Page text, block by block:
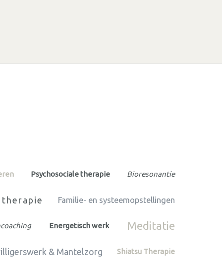
Psychosociale therapie Bioresonantie
Familie- en systeemopstellingen
Energetisch werk Meditatie
& Mantelzorg Shiatsu Therapie